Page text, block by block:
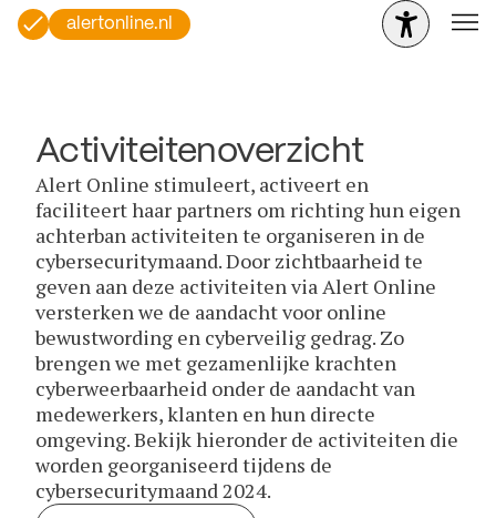
alertonline.nl
Activiteitenoverzicht
Alert Online stimuleert, activeert en
faciliteert haar partners om richting hun eigen
achterban activiteiten te organiseren in de
cybersecuritymaand. Door zichtbaarheid te
geven aan deze activiteiten via Alert Online
versterken we de aandacht voor online
bewustwording en cyberveilig gedrag. Zo
brengen we met gezamenlijke krachten
cyberweerbaarheid onder de aandacht van
medewerkers, klanten en hun directe
omgeving. Bekijk hieronder de activiteiten die
worden georganiseerd tijdens de
cybersecuritymaand 2024.